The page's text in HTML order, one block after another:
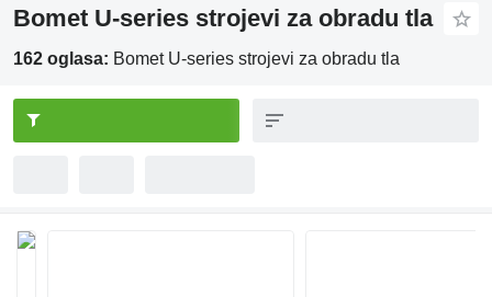
Bomet U-series strojevi za obradu tla
162 oglasa: Bomet U-series strojevi za obradu tla